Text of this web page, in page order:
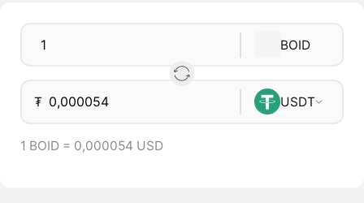
BOID
₮ USDT
1 BOID = 0,000054 USD